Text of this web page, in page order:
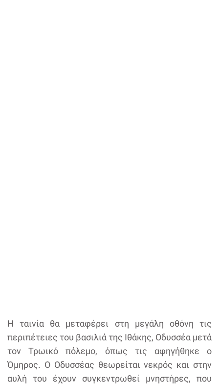
Η ταινία θα μεταφέρει στη μεγάλη οθόνη τις
περιπέτειες του βασιλιά της Ιθάκης, Οδυσσέα μετά
τον Τρωικό πόλεμο, όπως τις αφηγήθηκε ο
Όμηρος. Ο Οδυσσέας θεωρείται νεκρός και στην
αυλή του έχουν συγκεντρωθεί μνηστήρες, που